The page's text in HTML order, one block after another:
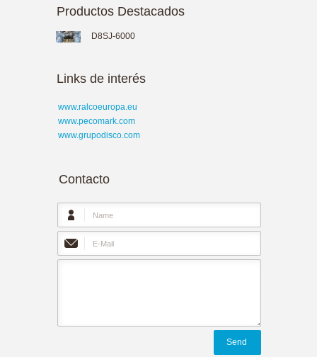
Productos Destacados
D8SJ-6000
Links de interés
www.ralcoeuropa.eu
www.pecomark.com
www.grupodisco.com
Contacto
Send